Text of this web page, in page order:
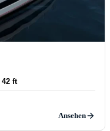
42 ft
Ansehen